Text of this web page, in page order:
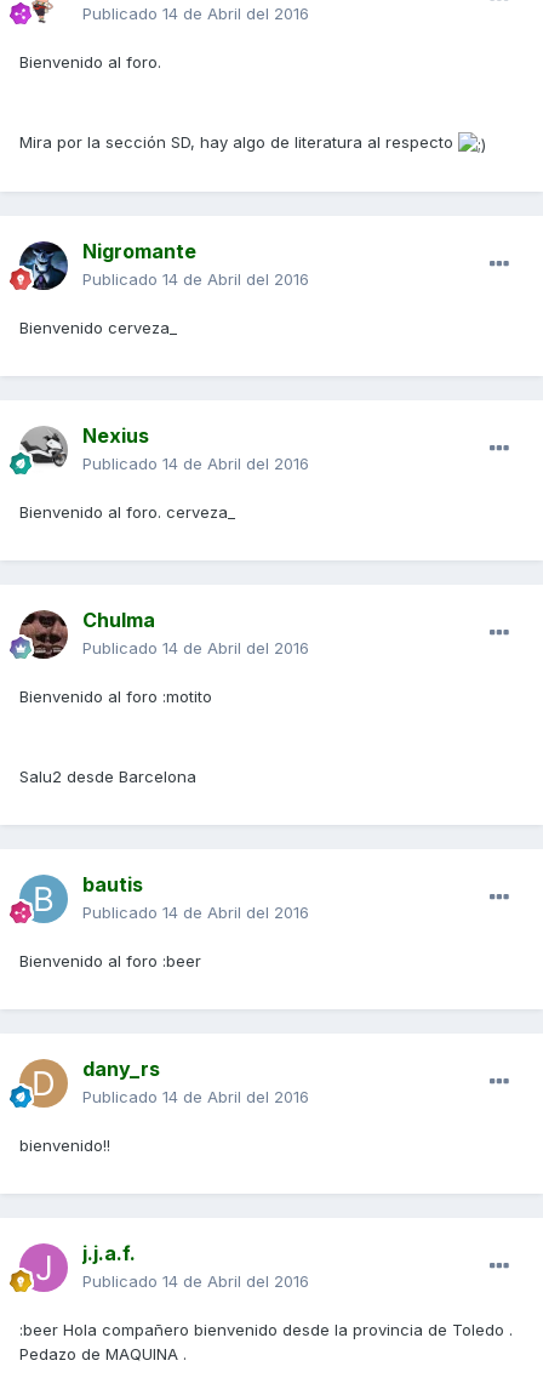
Publicado 14 de Abril del 2016
Bienvenido al foro.
Mira por la sección SD, hay algo de literatura al respecto
Nigromante
Publicado 14 de Abril del 2016
Bienvenido cerveza_
Nexius
Publicado 14 de Abril del 2016
Bienvenido al foro. cerveza_
Chulma
Publicado 14 de Abril del 2016
Bienvenido al foro :motito
Salu2 desde Barcelona
bautis
Publicado 14 de Abril del 2016
Bienvenido al foro :beer
dany_rs
Publicado 14 de Abril del 2016
bienvenido!!
j.j.a.f.
Publicado 14 de Abril del 2016
:beer Hola compañero bienvenido desde la provincia de Toledo .
Pedazo de MAQUINA .